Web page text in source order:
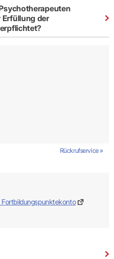
Erfüllung der
Rückrufservice »